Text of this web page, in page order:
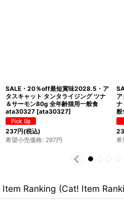
SALE・20％off最短賞味2028.5・ア
タスキャット タンタライジング ツナ
＆ビーフ80g 全年齢猫用一般食
ata30303 [ata30303]
237円(税込)
希望小売価格: 297円
＆
希
Item Ranking (Cat! Item